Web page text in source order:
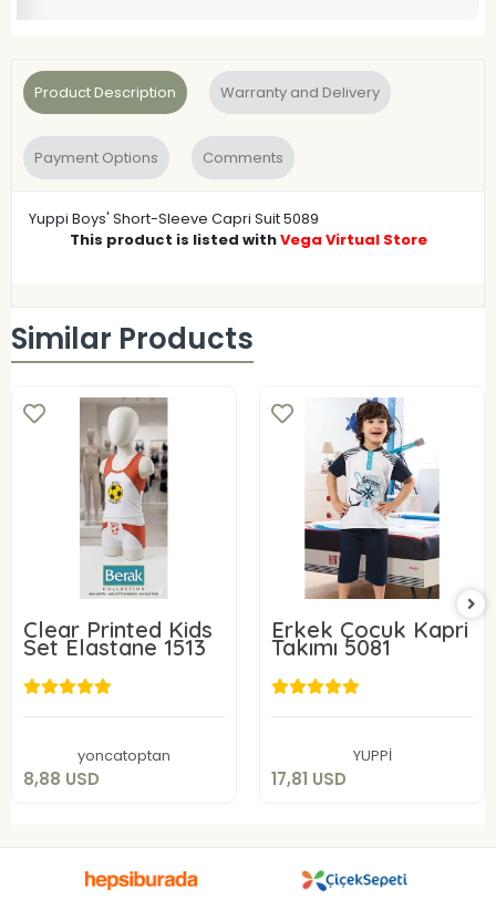
Product Description Warranty and Delivery
Payment Options Comments
Yuppi Boys' Short-Sleeve Capri Suit 5089
This product is listed withVega Virtual Store
Similar Products
Clear Printed Kids
Set Elastane 1513
yoncatoptan
8,88 USD
8,88 USD
Erkek Çocuk Kapri
Takımı 5081
YUPPİ
17,81 USD
17,81 USD